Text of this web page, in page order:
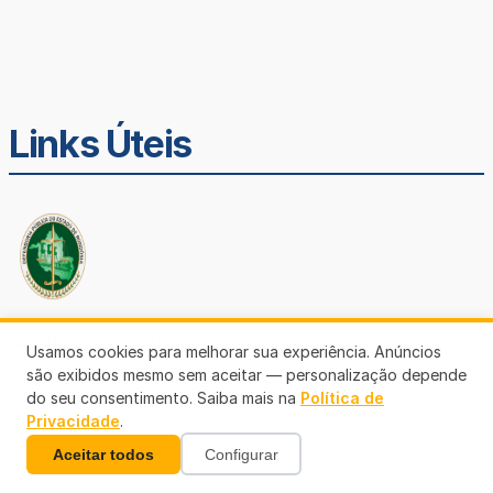
Links Úteis
Usamos cookies para melhorar sua experiência. Anúncios
são exibidos mesmo sem aceitar — personalização depende
do seu consentimento. Saiba mais na Política de
Privacidade.
Aceitar todos Configurar